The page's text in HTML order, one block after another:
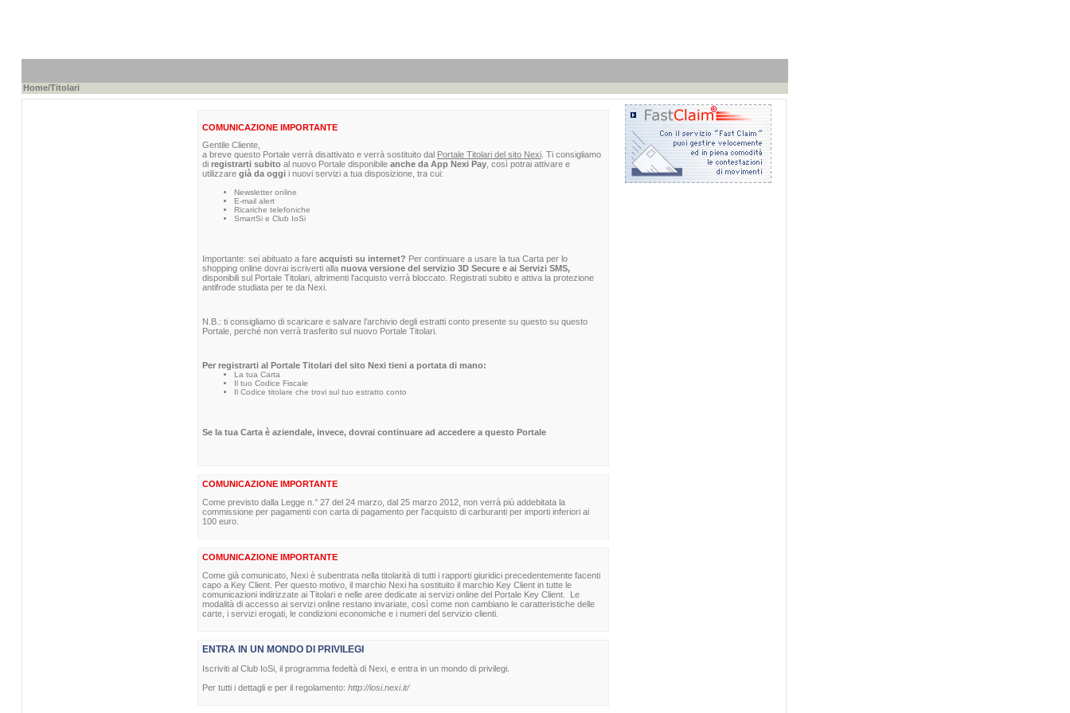
Home/Titolari
COMUNICAZIONE IMPORTANTE
Gentile Cliente,
a breve questo Portale verrà disattivato e verrà sostituito dal Portale Titolari del sito Nexi. Ti consigliamo
diregistrarti subitoal nuovo Portale disponibile anche da App Nexi Pay, così potrai attivare e
utilizzare già da oggii nuovi servizi a tua disposizione, tra cui:
Newsletter online
E-mail alert
Ricariche telefoniche
SmartSi e Club IoSi
Importante: sei abituato a fare acquisti su internet? Per continuare a usare la tua Carta per lo
shopping online dovrai iscriverti alla nuova versione del servizio 3D Secure e ai Servizi SMS,
disponibili sul Portale Titolari, altrimenti l'acquisto verrà bloccato. Registrati subito e attiva la protezione
antifrode studiata per te da Nexi.
N.B.: ti consigliamo di scaricare e salvare l’archivio degli estratti conto presente su questo su questo
Portale, perché non verrà trasferito sul nuovo Portale Titolari.
Per registrarti al Portale Titolari del sito Nexi tieni a portata di mano:
La tua Carta
Il tuo Codice Fiscale
Il Codice titolare che trovi sul tuo estratto conto
Se la tua Carta è aziendale, invece, dovrai continuare ad accedere a questo Portale
COMUNICAZIONE IMPORTANTE
Come previsto dalla Legge n.° 27 del 24 marzo, dal 25 marzo 2012, non verrà più addebitata la
commissione per pagamenti con carta di pagamento per l'acquisto di carburanti per importi inferiori ai
100 euro.
COMUNICAZIONE IMPORTANTE
Come già comunicato, Nexi è subentrata nella titolarità di tutti i rapporti giuridici precedentemente facenti
capo a Key Client. Per questo motivo, il marchio Nexi ha sostituito il marchio Key Client in tutte le
comunicazioni indirizzate ai Titolari e nelle aree dedicate ai servizi online del Portale Key Client. Le
modalità di accesso ai servizi online restano invariate, così come non cambiano le caratteristiche delle
carte, i servizi erogati, le condizioni economiche e i numeri del servizio clienti.
ENTRA IN UN MONDO DI PRIVILEGI
Iscriviti al Club IoSi, il programma fedeltà di Nexi, e entra in un mondo di privilegi.
Per tutti i dettagli e per il regolamento: http://iosi.nexi.it/